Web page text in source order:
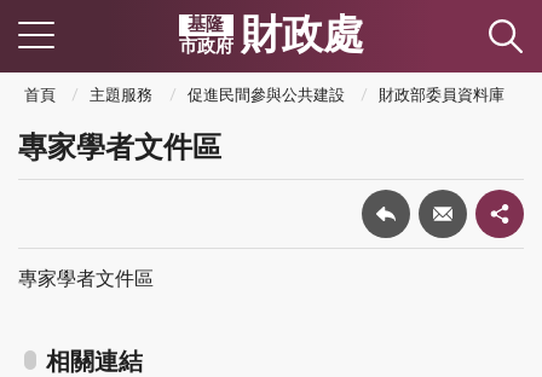
基隆
市政府 財政處
首頁 主題服務 促進民間參與公共建設 財政部委員資料庫
專家學者文件區
專家學者文件區
相關連結